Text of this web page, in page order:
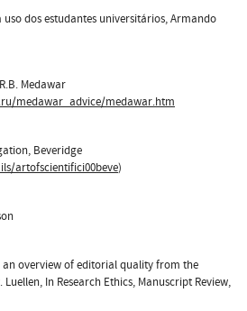
dos estudantes universitários, Armando
Medawar
medawar_advice/medawar.htm
Beveridge
artofscientifici00beve)
an overview of editorial quality from the
In Research Ethics, Manuscript Review,